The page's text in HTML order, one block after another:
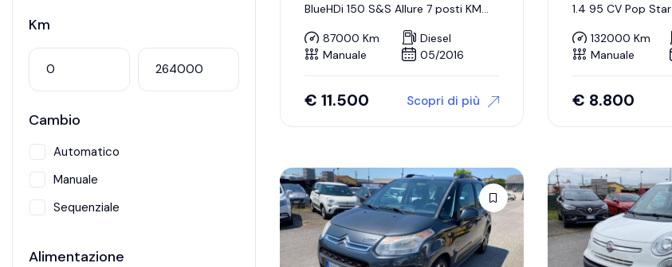
Km
Cambio
Automatico
Manuale
Sequenziale
Alimentazione
BlueHDi 150 S&S Allure 7 posti KM
87000 Km
Diesel
Manuale
05/2016
€ 11.500 Scopri di più
1.4 95 CV Pop Star
132000 Km
Manuale
€ 8.800